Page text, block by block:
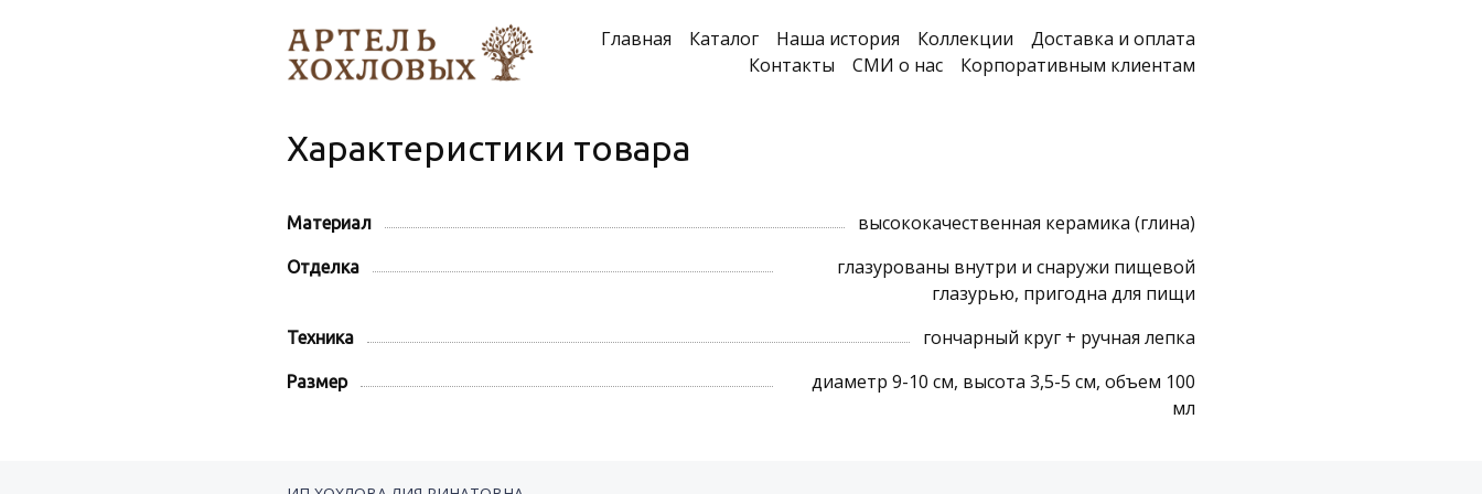
Главная Каталог Наша история Коллекции
Доставка и оплата
Контакты
СМИ о нас Корпоративным клиентам
Характеристики товара
Материал высококачественная керамика (глина)
Отделка
глазурованы внутри и снаружи пищевой
глазурью, пригодна для пищи
Техника гончарный круг + ручная лепка
Размер
диаметр 9-10 см, высота 3,5-5 см, объем 100
мл